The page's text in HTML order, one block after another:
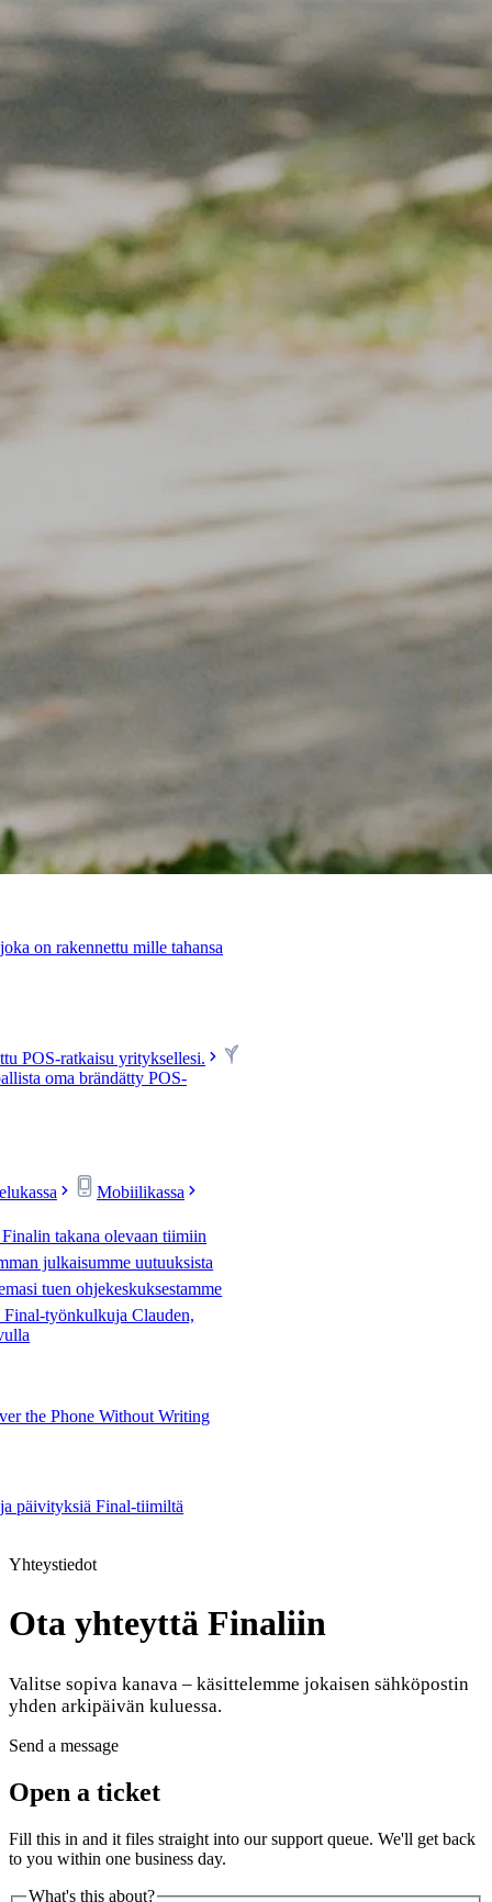
on rakennettu mille tahansa
POS-ratkaisu yrityksellesi.
oma brändätty POS-
Mobiilikassa
takana olevaan tiimiin
julkaisumme uutuuksista
tuen ohjekeskuksestamme
Final-työnkulkuja Clauden,
the Phone Without Writing
päivityksiä Final-tiimiltä
Merchant Hub ManageManage your business
PayFair & easy payments RunMake any device your POS
custom capabilities
Flows
Hardware Pricing
Yhteystiedot
Ota yhteyttä Finaliin
Valitse sopiva kanava – käsittelemme jokaisen sähköpostin
yhden arkipäivän kuluessa.
Send a message
Open a ticket
Fill this in and it files straight into our support queue. We'll get back
to you within one business day.
What's this about?